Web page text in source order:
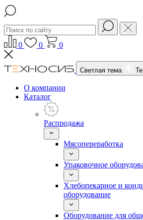
0 0 0
Светлая тема
О компании
Каталог
Распродажа
Мясопереработка
Упаковочное
Хлебопекарное и
оборудование
Оборудование для